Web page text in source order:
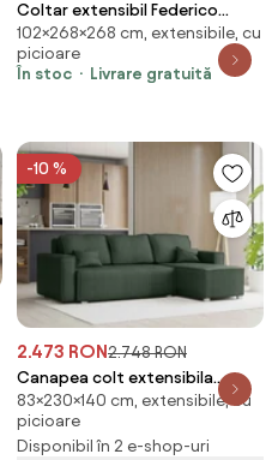
Coltar extensibil Federico
Sawana 26/Soft 33
102×268×268 cm, extensibile, cu
picioare
În stoc
Livrare gratuită
-10 %
2.473 RON2.748 RON
Canapea colt extensibila
SMART COSARO verde inchis,
cu colt bilateral + 2 perne
CADOU
83×230×140 cm, extensibile, cu
picioare
Disponibil în 2 e-shop-uri